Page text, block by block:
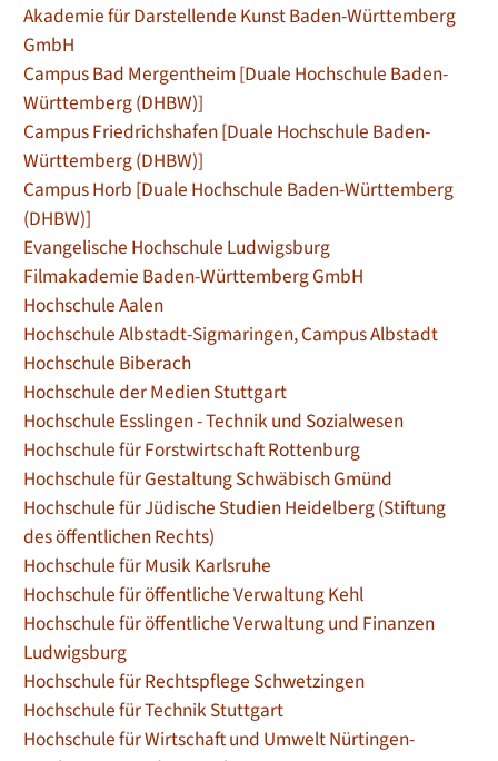
Akademie für Darstellende Kunst Baden-Württemberg
GmbH
Campus Bad Mergentheim [Duale Hochschule Baden-
Württemberg (DHBW)]
Campus Friedrichshafen [Duale Hochschule Baden-
Württemberg (DHBW)]
Campus Horb [Duale Hochschule Baden-Württemberg
(DHBW)]
Evangelische Hochschule Ludwigsburg
Filmakademie Baden-Württemberg GmbH
Hochschule Aalen
Hochschule Albstadt-Sigmaringen, Campus Albstadt
Hochschule Biberach
Hochschule der Medien Stuttgart
Hochschule Esslingen - Technik und Sozialwesen
Hochschule für Forstwirtschaft Rottenburg
Hochschule für Gestaltung Schwäbisch Gmünd
Hochschule für Jüdische Studien Heidelberg (Stiftung
des öffentlichen Rechts)
Hochschule für Musik Karlsruhe
Hochschule für öffentliche Verwaltung Kehl
Hochschule für öffentliche Verwaltung und Finanzen
Ludwigsburg
Hochschule für Rechtspflege Schwetzingen
Hochschule für Technik Stuttgart
Hochschule für Wirtschaft und Umwelt Nürtingen-